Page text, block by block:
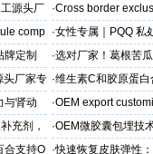
保障
源头厂
·Cross border
comp ·女性专属｜PQQ 私
贸专供
定制
·选对厂家！葛根苦
头厂家专 ·维生素C和胶原蛋
与肾动
·OEM export
充剂，
·OEM微胶囊包埋技
代工定制
合支持O ·快速恢复皮肤弹性